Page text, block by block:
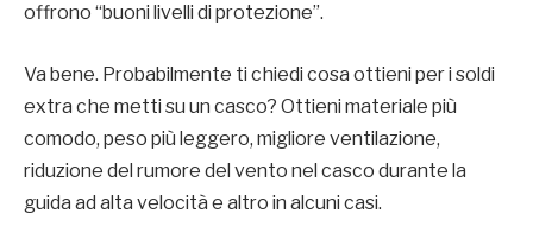
offrono “buoni livelli di protezione”.
Va bene. Probabilmente ti chiedi cosa ottieni per i soldi
extra che metti su un casco? Ottieni materiale più
comodo, peso più leggero, migliore ventilazione,
riduzione del rumore del vento nel casco durante la
guida ad alta velocità e altro in alcuni casi.